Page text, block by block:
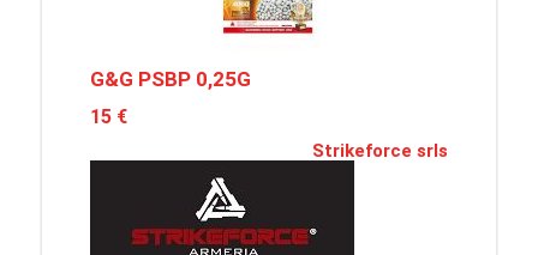
G&G PSBP 0,25G
15 €
Strikeforce srls